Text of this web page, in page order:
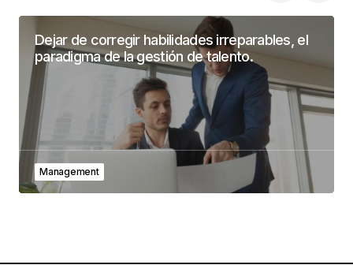
Dejar de corregir habilidades irreparables, el
paradigma de la gestión de talento.
Management